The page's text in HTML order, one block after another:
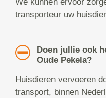
transporteur uw
Doen jullie ook
Oude Pekela?
Huisdieren vervoeren
transport, binnen